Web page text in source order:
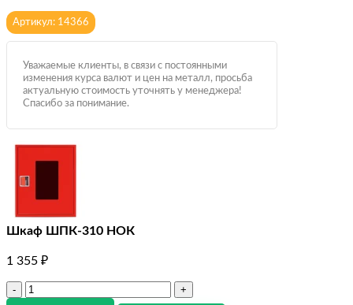
Артикул: 14366
Уважаемые клиенты, в связи с постоянными
изменения курса валют и цен на металл, просьба
актуальную стоимость уточнять у менеджера!
Спасибо за понимание.
Шкаф ШПК-310 НОК
1 355 ₽
Количество